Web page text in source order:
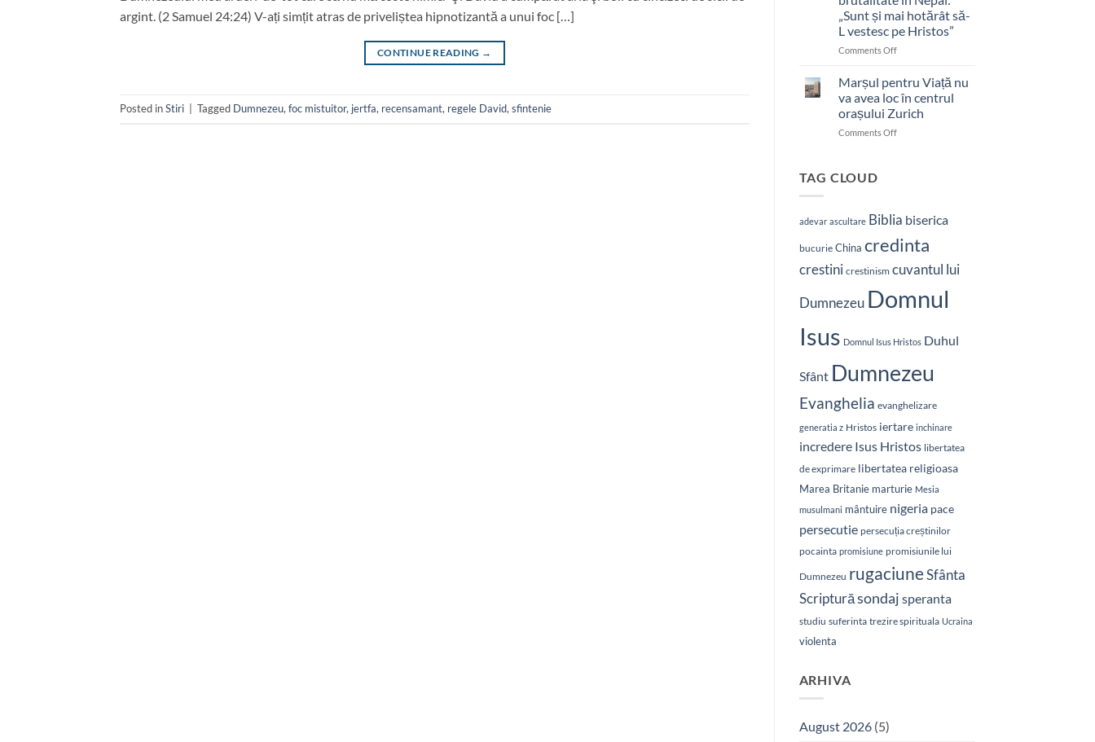
argint. (2 Samuel 24:24) V-ați simțit atras de priveliștea hipnotizantă a unui foc […]
CONTINUE READING →
Posted inStiri Tagged Dumnezeu, foc mistuitor, jertfa, recensamant, regele David, sfintenie
lui
Dumnezeu
„Sunt și mai hotărât să-
L vestesc pe Hristos”
Comments Offon
bătut
cu
brutalitate
în
Nepal:
L
pe
Marșul pentru Viață nu
va avea loc în centrul
orașului Zurich
Comments Offon
avea
loc
în
orașului
TAG CLOUD
adevar ascultare Biblia biserica
bucurie China credinta
crestini crestinism cuvantul lui
Dumnezeu Domnul
Isus Domnul Isus Hristos Duhul
Sfânt Dumnezeu
Evanghelia evanghelizare
generatia z Hristos iertare inchinare
incredere Isus Hristos libertatea
de exprimare libertatea religioasa
Marea Britanie marturie Mesia
musulmani mântuire nigeria pace
persecutie persecuția creștinilor
pocainta promisiune promisiunile lui
Dumnezeu rugaciuneSfânta
Scripturăsondaj speranta
studiu suferinta trezire spirituala Ucraina
violenta
ARHIVA
August 2026(5)